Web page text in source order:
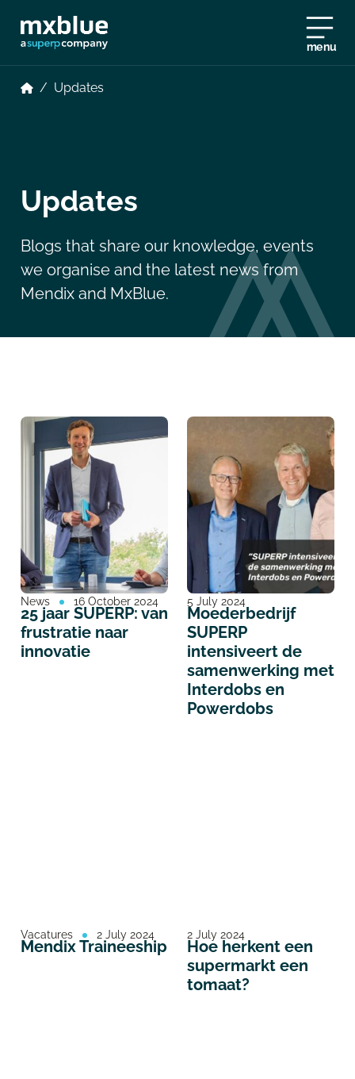
menu
/ Updates
Updates
Blogs that share our knowledge, events
we organise and the latest news from
Mendix and MxBlue.
News 16 October 2024
25 jaar SUPERP: van
frustratie naar
innovatie
5 July 2024
Moederbedrijf
SUPERP
intensiveert de
samenwerking met
Interdobs en
Powerdobs
Vacatures 2 July 2024
Mendix Traineeship
2 July 2024
Hoe herkent een
supermarkt een
tomaat?